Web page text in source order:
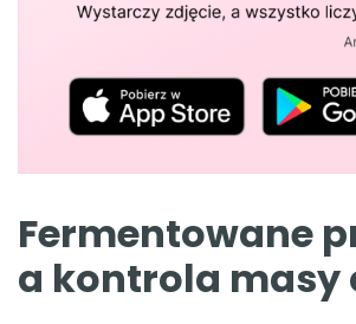
Fermentowane
a kontrola masy